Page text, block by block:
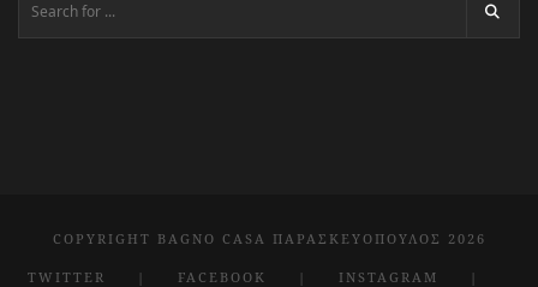
COPYRIGHT BAGNO CASA ΠΑΡΑΣΚΕΥΌΠΟΥΛΟΣ 2026
TWITTER FACEBOOK INSTAGRAM